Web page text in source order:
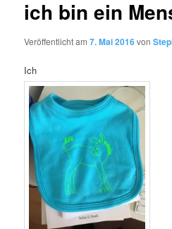
ich bin ein
Veröffentlicht am7. Mai 2016von
Ich